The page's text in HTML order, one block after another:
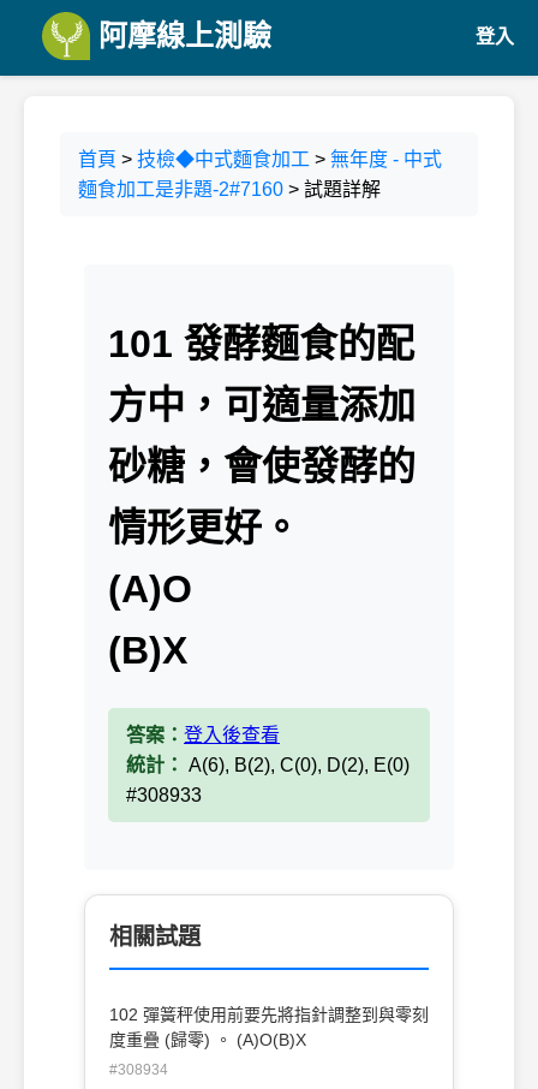
阿摩線上測驗 登入
首頁 > 技檢◆中式麵食加工 > 無年度 - 中式
麵食加工是非題-2#7160 > 試題詳解
101 發酵麵食的配
方中，可適量添加
砂糖，會使發酵的
情形更好。
(A)O
(B)X
答案： 登入後查看
統計： A(6), B(2), C(0), D(2), E(0)
#308933
相關試題
102 彈簧秤使用前要先將指針調整到與零刻
度重疊 (歸零) 。 (A)O(B)X
#308934